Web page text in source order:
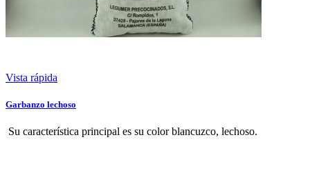
Vista rápida
Garbanzo lechoso
Su característica principal es su color blancuzco, lechoso.